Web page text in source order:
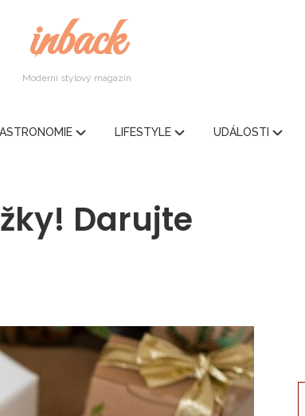
inback
Moderní stylový magazín
LIFESTYLE UDÁLOSTI
Darujte